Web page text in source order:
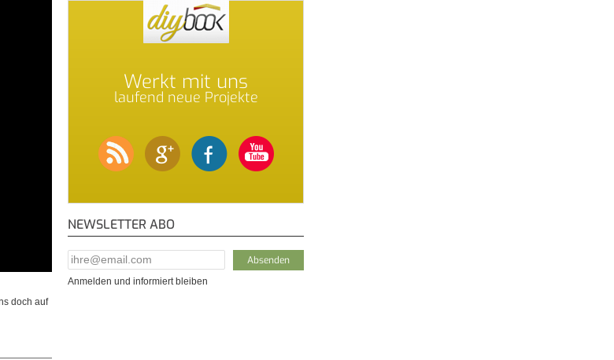
doch auf
Werkt mit uns
laufend neue Projekte
NEWSLETTER ABO
E-Mail Addresse*
Anmelden und informiert bleiben